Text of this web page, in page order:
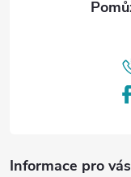
Informace pro vás